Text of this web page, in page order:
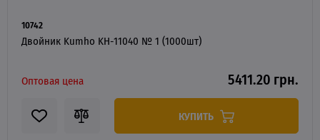
10742
Двойник Kumho KH-11040 № 1 (1000шт)
Оптовая цена 5411.20 грн.
КУПИТЬ